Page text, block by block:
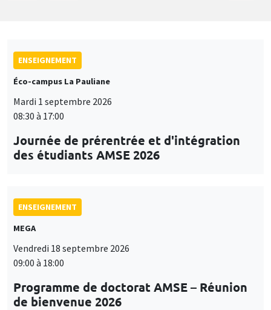
ENSEIGNEMENT
Éco-campus La Pauliane
Mardi 1 septembre 2026
08:30 à 17:00
Journée de prérentrée et d'intégration
des étudiants AMSE 2026
ENSEIGNEMENT
MEGA
Vendredi 18 septembre 2026
09:00 à 18:00
Programme de doctorat AMSE – Réunion
de bienvenue 2026